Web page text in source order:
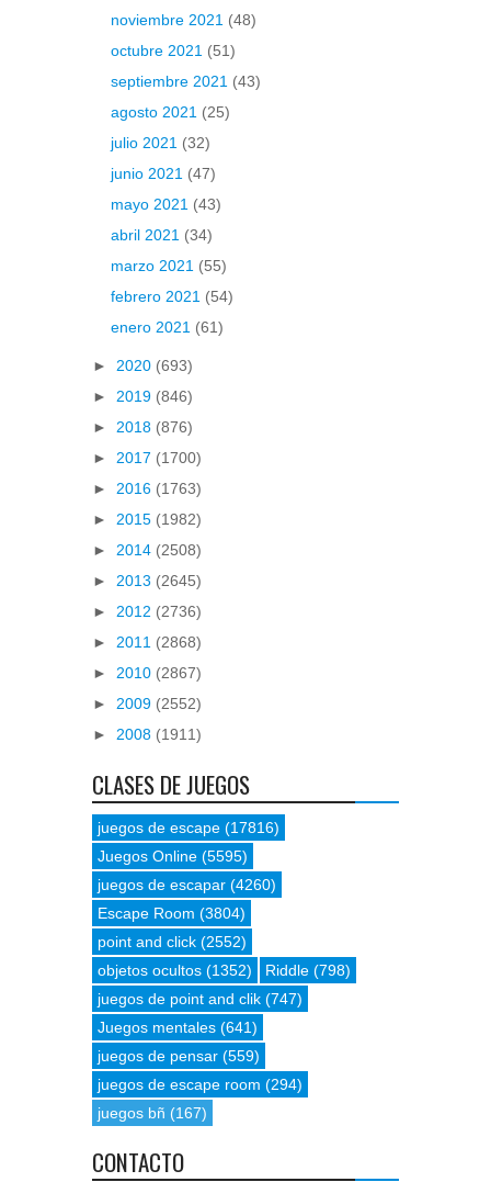
noviembre 2021 (48)
octubre 2021 (51)
septiembre 2021 (43)
agosto 2021 (25)
julio 2021 (32)
junio 2021 (47)
mayo 2021 (43)
abril 2021 (34)
marzo 2021 (55)
febrero 2021 (54)
enero 2021 (61)
► 2020 (693)
► 2019 (846)
► 2018 (876)
► 2017 (1700)
► 2016 (1763)
► 2015 (1982)
► 2014 (2508)
► 2013 (2645)
► 2012 (2736)
► 2011 (2868)
► 2010 (2867)
► 2009 (2552)
► 2008 (1911)
CLASES DE JUEGOS
juegos de escape (17816)
Juegos Online (5595)
juegos de escapar (4260)
Escape Room (3804)
point and click (2552)
objetos ocultos (1352) Riddle (798)
juegos de point and clik (747)
Juegos mentales (641)
juegos de pensar (559)
juegos de escape room (294)
juegos bñ (167)
CONTACTO